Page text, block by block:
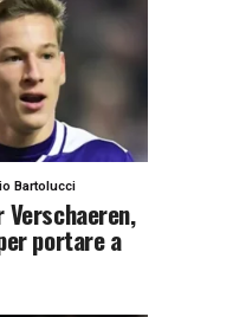
Bartolucci
Verschaeren,
portare a